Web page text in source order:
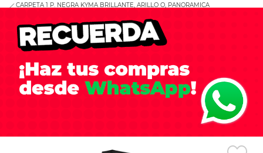
CARPETA 1 P. NEGRA KYMA BRILLANTE, ARILLO O, PANORAMICA